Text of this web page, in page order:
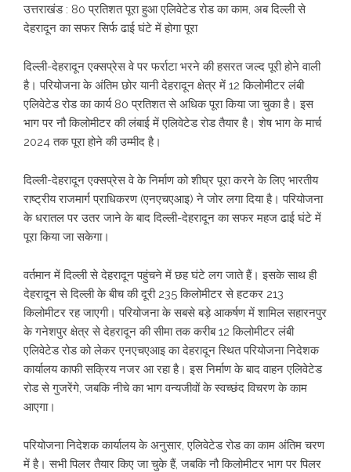
उत्तराखंड : 80 प्रतिशत पूरा हुआ एलिवेटेड रोड का काम, अब दिल्ली से
देहरादून का सफर सिर्फ ढाई घंटे में होगा पूरा
दिल्ली-देहरादून एक्सप्रेस वे पर फर्राटा भरने की हसरत जल्द पूरी होने वाली
है। परियोजना के अंतिम छोर यानी देहरादून क्षेत्र में 12 किलोमीटर लंबी
एलिवेटेड रोड का कार्य 80 प्रतिशत से अधिक पूरा किया जा चुका है। इस
भाग पर नौ किलोमीटर की लंबाई में एलिवेटेड रोड तैयार है। शेष भाग के मार्च
2024 तक पूरा होने की उम्मीद है।
दिल्ली-देहरादून एक्सप्रेस वे के निर्माण को शीघ्र पूरा करने के लिए भारतीय
राष्ट्रीय राजमार्ग प्राधिकरण (एनएचएआइ) ने जोर लगा दिया है। परियोजना
के धरातल पर उतर जाने के बाद दिल्ली-देहरादून का सफर महज ढाई घंटे में
पूरा किया जा सकेगा।
वर्तमान में दिल्ली से देहरादून पहुंचने में छह घंटे लग जाते हैं। इसके साथ ही
देहरादून से दिल्ली के बीच की दूरी 235 किलोमीटर से हटकर 213
किलोमीटर रह जाएगी। परियोजना के सबसे बड़े आकर्षण में शामिल सहारनपुर
के गनेशपुर क्षेत्र से देहरादून की सीमा तक करीब 12 किलोमीटर लंबी
एलिवेटेड रोड को लेकर एनएचएआइ का देहरादून स्थित परियोजना निदेशक
कार्यालय काफी सक्रिय नजर आ रहा है। इस निर्माण के बाद वाहन एलिवेटेड
रोड से गुजरेंगे, जबकि नीचे का भाग वन्यजीवों के स्वच्छंद विचरण के काम
आएगा।
परियोजना निदेशक कार्यालय के अनुसार, एलिवेटेड रोड का काम अंतिम चरण
में है। सभी पिलर तैयार किए जा चुके हैं, जबकि नौ किलोमीटर भाग पर पिलर